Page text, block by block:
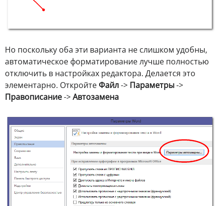
Но поскольку оба эти варианта не слишком удобны,
автоматическое форматирование лучше полностью
отключить в настройках редактора. Делается это
элементарно. ОткройтеФайл-> Параметры->
Правописание->Автозамена